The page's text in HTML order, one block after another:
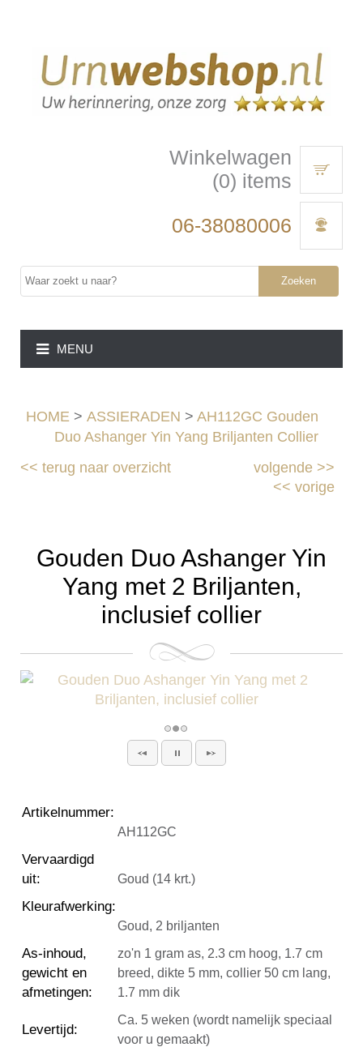
Winkelwagen
(0) items
06-38080006
Zoeken
MENU
HOME > ASSIERADEN > AH112GC Gouden
Duo Ashanger Yin Yang Briljanten Collier
<<terug naar overzicht volgende>>
<< vorige
Gouden Duo Ashanger Yin
Yang met 2 Briljanten,
inclusief collier
Artikelnummer:
AH112GC
Vervaardigd
uit: Goud (14 krt.)
Kleurafwerking:
Goud, 2 briljanten
As-inhoud,
gewicht en
afmetingen:
zo'n 1 gram as, 2.3 cm hoog, 1.7 cm
breed, dikte 5 mm, collier 50 cm lang,
1.7 mm dik
Levertijd:
Ca. 5 weken (wordt namelijk speciaal
voor u gemaakt)